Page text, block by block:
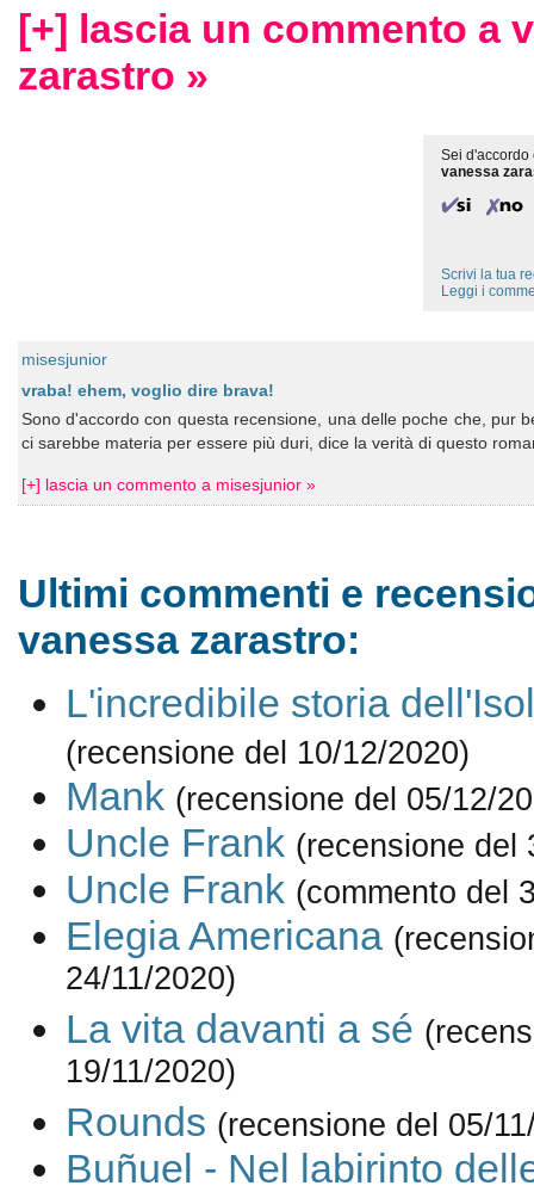
[+] lascia un commento a
zarastro »
Sei d'accordo
vanessa
Scrivi la tua
Leggi i
misesjunior
vraba! ehem, voglio dire brava!
Sono d'accordo con questa recensione, una delle poche che, pur
ci sarebbe materia per essere più duri, dice la verità di questo
[+] lascia un commento a misesjunior »
Ultimi commenti e
vanessa zarastro:
L'incredibile storia
(recensione del 10/12/2020)
Mank (recensione del 05/12/
Uncle Frank (recensione del
Uncle Frank (commento del
Elegia Americana
24/11/2020)
La vita davanti a sé
19/11/2020)
Rounds (recensione del 05/
Buñuel - Nel labirinto